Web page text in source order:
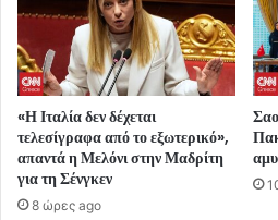
«Η Ιταλία δεν δέχεται
τελεσίγραφα από το εξωτερικό»,
απαντά η Μελόνι στην Μαδρίτη
για τη Σένγκεν
8 ώρες ago